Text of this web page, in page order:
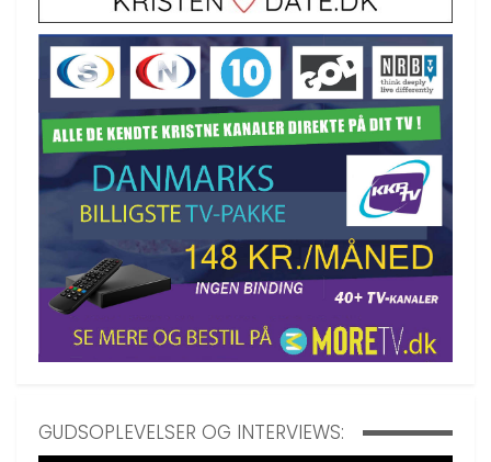
GUDSOPLEVELSER OG INTERVIEWS: